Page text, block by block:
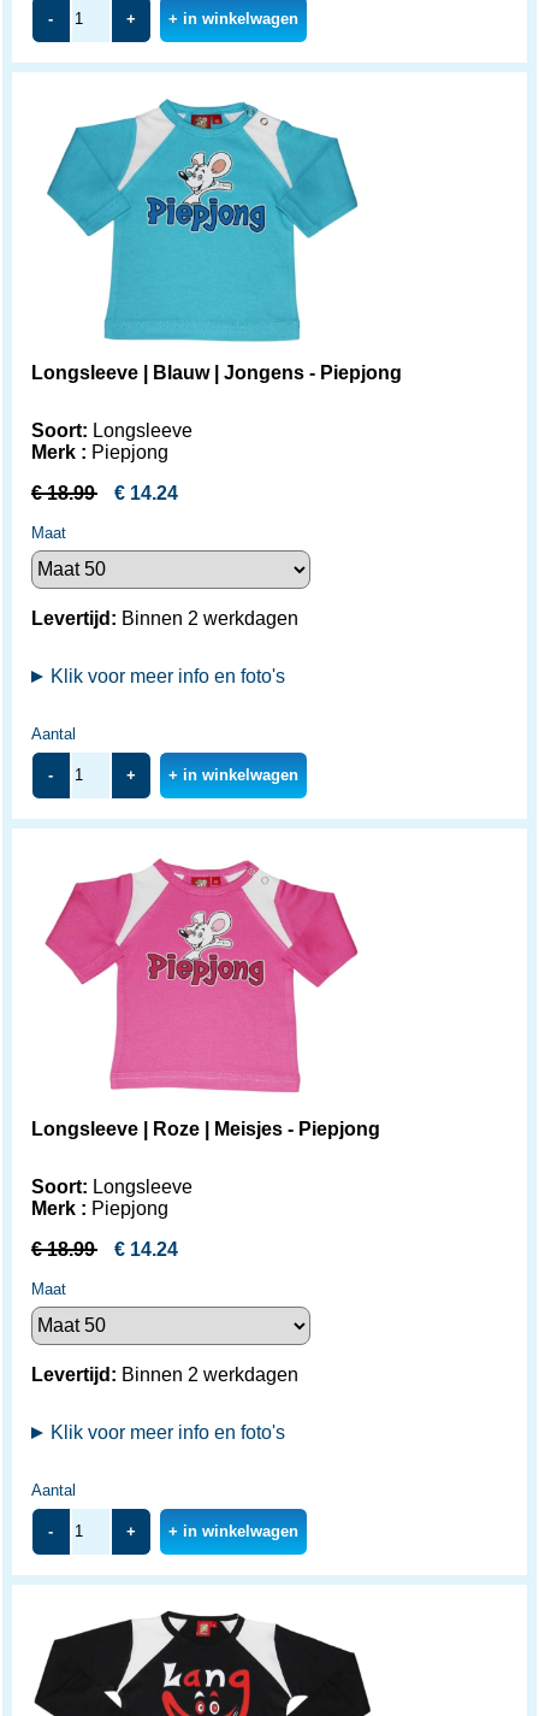
- + + in winkelwagen
Longsleeve | Blauw | Jongens - Piepjong
Soort: Longsleeve
Merk : Piepjong
€18.99 € 14.24
Maat
Levertijd: Binnen 2 werkdagen
Klik voor meer info en foto's
Aantal
- + + in winkelwagen
Longsleeve | Roze | Meisjes - Piepjong
Soort: Longsleeve
Merk : Piepjong
€18.99 € 14.24
Maat
Levertijd: Binnen 2 werkdagen
Klik voor meer info en foto's
Aantal
- + + in winkelwagen